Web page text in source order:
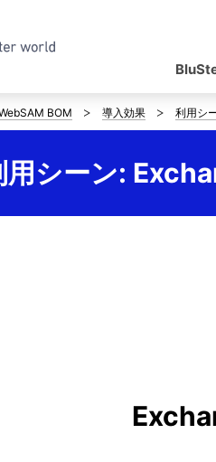
ゲ
ー
シ
BOM 導入効果 利用シ
シーン: